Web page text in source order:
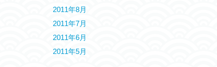
2011年8月
2011年7月
2011年6月
2011年5月